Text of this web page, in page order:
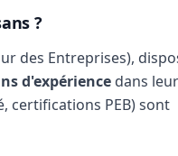
?
des Entreprises),
d'expérience dans leur
certifications PEB) sont